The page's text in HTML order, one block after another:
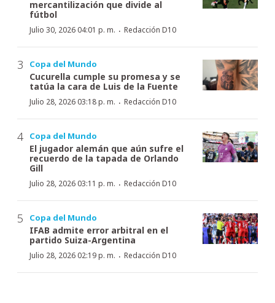
mercantilización que divide al
fútbol
Julio 30, 2026 04:01 p. m. · Redacción D10
Copa del Mundo
Cucurella cumple su promesa y se
tatúa la cara de Luis de la Fuente
Julio 28, 2026 03:18 p. m. · Redacción D10
Copa del Mundo
El jugador alemán que aún sufre el
recuerdo de la tapada de Orlando
Gill
Julio 28, 2026 03:11 p. m. · Redacción D10
Copa del Mundo
IFAB admite error arbitral en el
partido Suiza-Argentina
Julio 28, 2026 02:19 p. m. · Redacción D10